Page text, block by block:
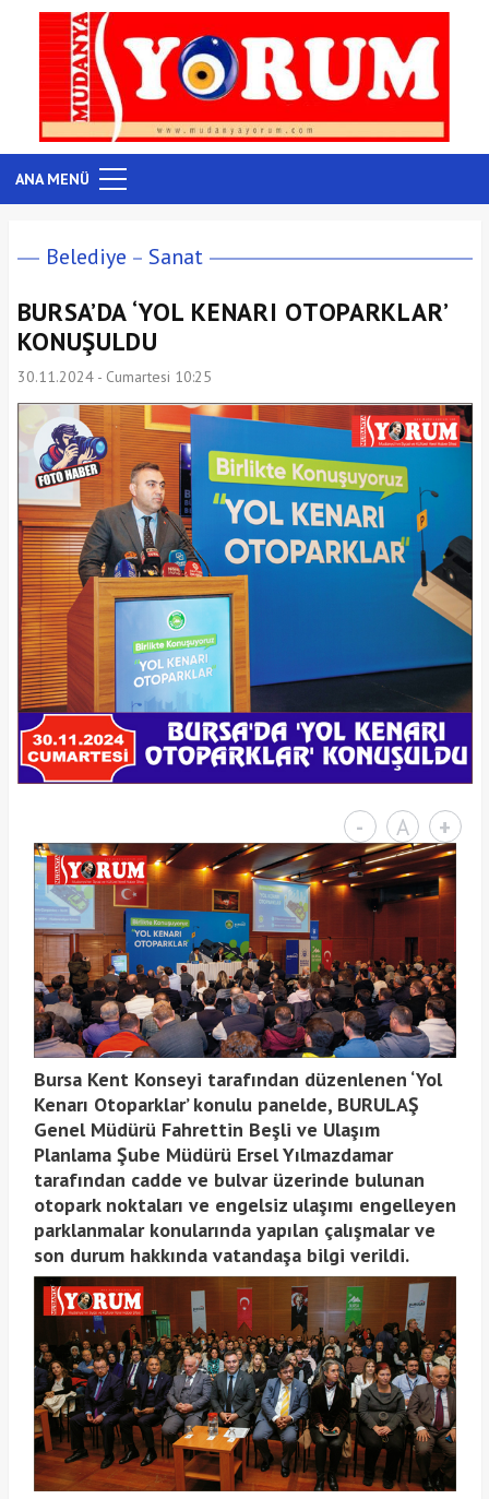
ANA MENÜ
Belediye Sanat
BURSA’DA ‘YOL KENARI OTOPARKLAR’
KONUŞULDU
30.11.2024 - Cumartesi 10:25
- A +
Bursa Kent Konseyi tarafından düzenlenen ‘Yol
Kenarı Otoparklar’ konulu panelde, BURULAŞ
Genel Müdürü Fahrettin Beşli ve Ulaşım
Planlama Şube Müdürü Ersel Yılmazdamar
tarafından cadde ve bulvar üzerinde bulunan
otopark noktaları ve engelsiz ulaşımı engelleyen
parklanmalar konularında yapılan çalışmalar ve
son durum hakkında vatandaşa bilgi verildi.